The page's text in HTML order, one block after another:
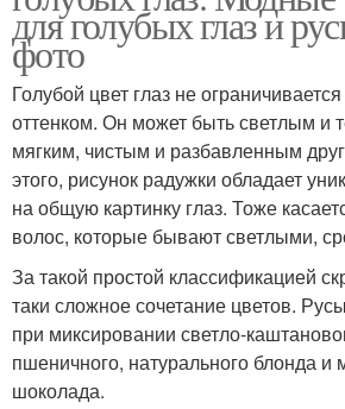
для голубых глаз и
фото
Голубой цвет глаз не
оттенком. Он может быть светлым и
мягким, чистым и разбавленным
этого, рисунок радужки обладает
на общую картинку глаз. Тоже
волос, которые бывают светлыми,
За такой простой классификацией
таки сложное сочетание цветов.
при миксировании светло-
пшеничного, натурального блонда и
шоколада.